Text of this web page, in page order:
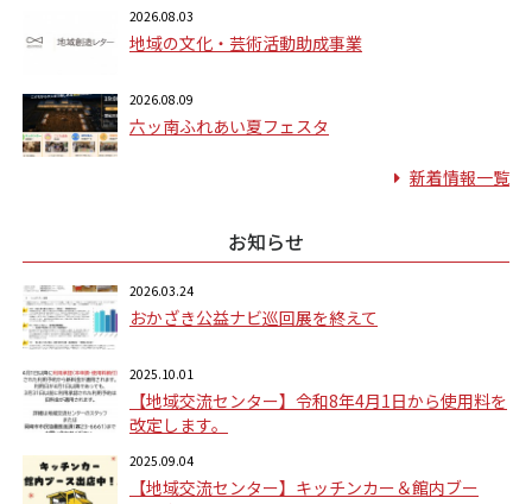
2026.08.03
地域の文化・芸術活動助成事業
2026.08.09
六ッ南ふれあい夏フェスタ
新着情報一覧
お知らせ
2026.03.24
おかざき公益ナビ巡回展を終えて
2025.10.01
【地域交流センター】令和8年4月1日から使用料を
改定します。
2025.09.04
【地域交流センター】キッチンカー＆館内ブー